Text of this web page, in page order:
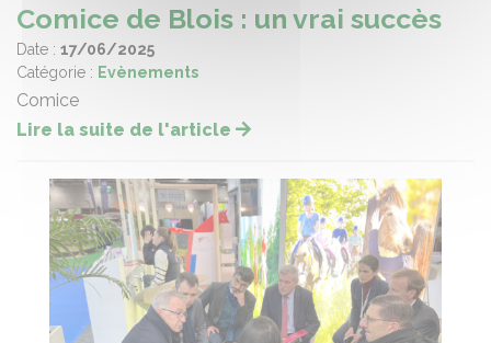
Comice de Blois : un vrai succès
Date : 17/06/2025
Catégorie : Evènements
Comice
Lire la suite de l'article